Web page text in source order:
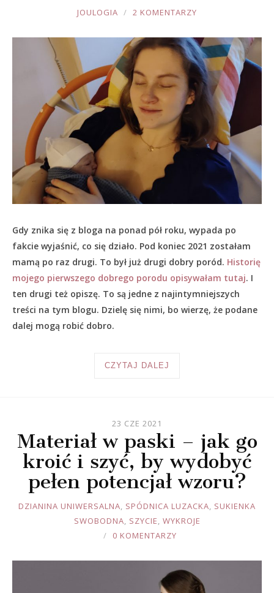
JOULE
JOULOGIA 2 KOMENTARZY
Gdy znika się z bloga na ponad pół roku, wypada po
fakcie wyjaśnić, co się działo. Pod koniec 2021 zostałam
mamą po raz drugi. To był już drugi dobry poród. Historię
mojego pierwszego dobrego porodu opisywałam tutaj. I
ten drugi też opiszę. To są jedne z najintymniejszych
treści na tym blogu. Dzielę się nimi, bo wierzę, że podane
dalej mogą robić dobro.
CZYTAJ DALEJ
23 CZE 2021
Materiał w paski – jak go
kroić i szyć, by wydobyć
pełen potencjał wzoru?
JOULE
DZIANINA UNIWERSALNA, SPÓDNICA LUZACKA, SUKIENKA
SWOBODNA, SZYCIE, WYKROJE
0 KOMENTARZY